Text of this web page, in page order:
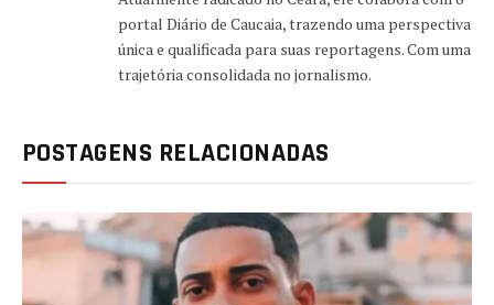
portal Diário de Caucaia, trazendo uma perspectiva
única e qualificada para suas reportagens. Com uma
trajetória consolidada no jornalismo.
POSTAGENS RELACIONADAS